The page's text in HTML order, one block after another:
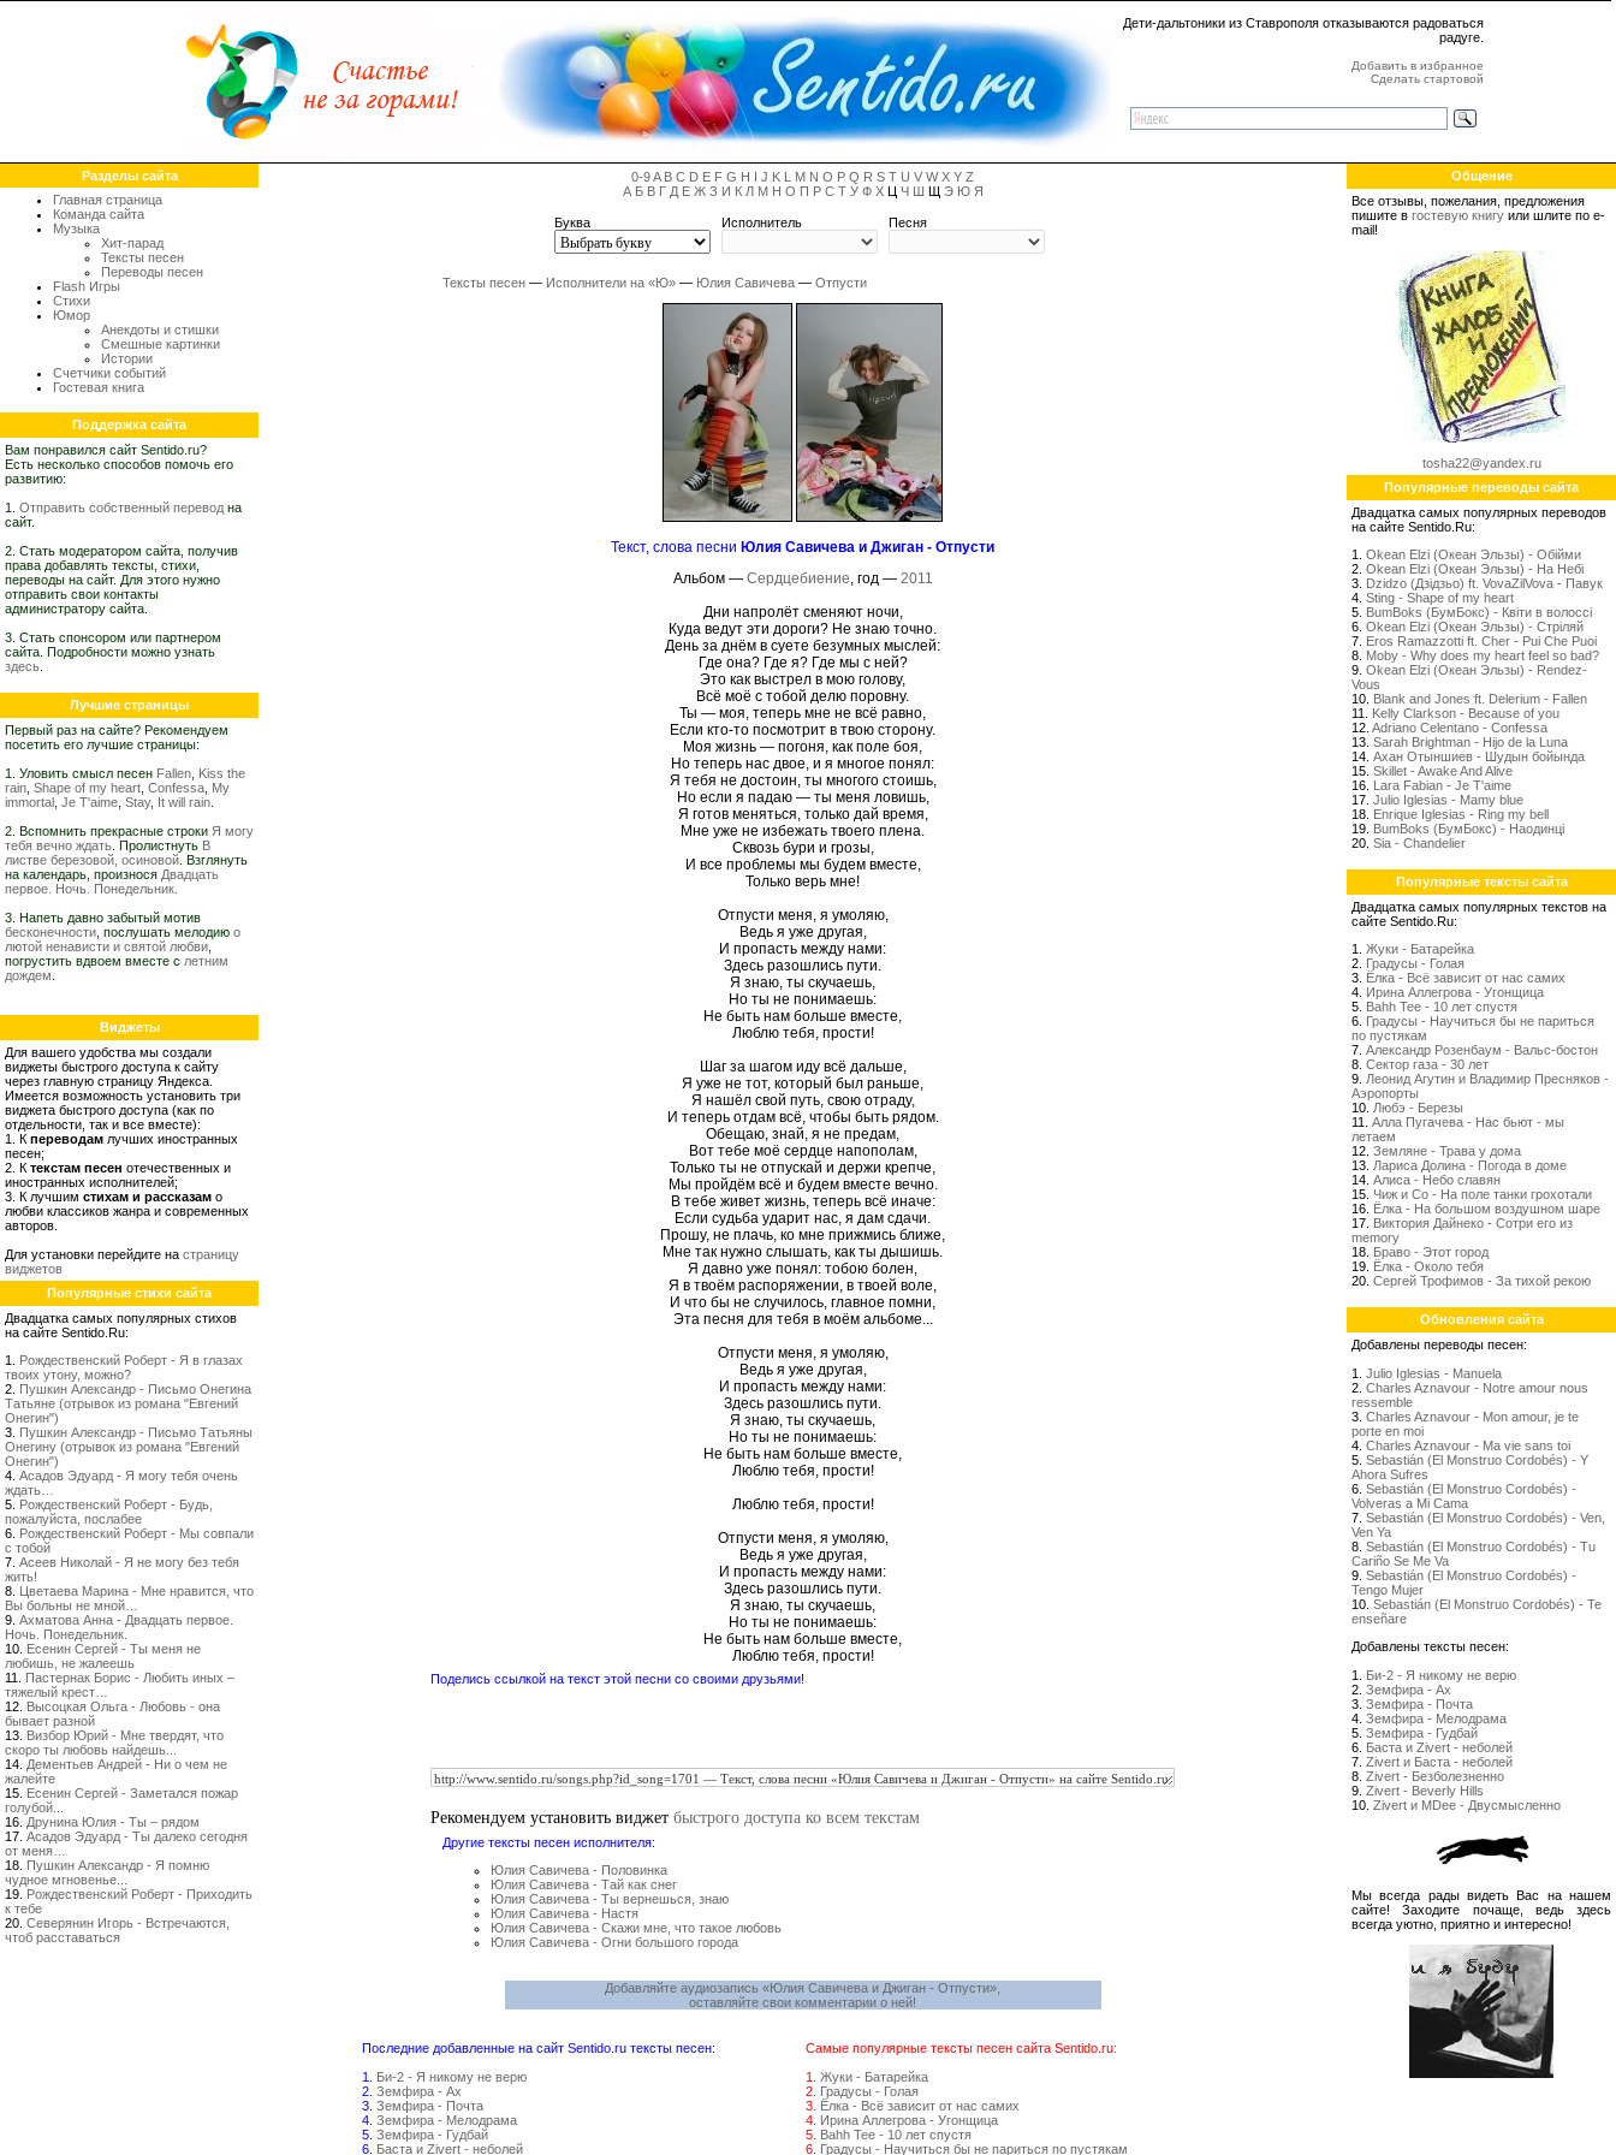
Дети-дальтоники из Ставрополя отказываются радоваться
радуге.
Добавить в избранное
Сделать стартовой
Разделы сайта
Главная страница
Команда сайта
Музыка
Хит-парад
Тексты песен
Переводы песен
Flash Игры
Стихи
Юмор
Анекдоты и стишки
Смешные картинки
Истории
Счетчики событий
Гостевая книга
Поддержка сайта
Вам понравился сайт Sentido.ru?
Есть несколько способов помочь его
развитию:
1. Отправить собственный перевод на
сайт.
2. Стать модератором сайта, получив
права добавлять тексты, стихи,
переводы на сайт. Для этого нужно
отправить свои контакты
администратору сайта.
3. Стать спонсором или партнером
сайта. Подробности можно узнать
здесь
Лучшие страницы
Первый раз на сайте? Рекомендуем
посетить его лучшие страницы:
1. Уловить смысл песен Fallen Kiss the
rain Shape of my heart Confessa My
immortal Je T'aime Stay, It will rain
2. Вспомнить прекрасные строки Я могу
тебя вечно ждать . Пролистнуть В
листве березовой, осиновой . Взглянуть
на календарь, произнося Двадцать
первое. Ночь. Понедельник.
3. Напеть давно забытый мотив
бесконечности , послушать мелодию о
лютой ненависти и святой любви
погрустить вдвоем вместе с летним
дождем
Виджеты
Для вашего удобства мы создали
виджеты быстрого доступа к сайту
через главную страницу Яндекса.
Имеется возможность установить три
виджета быстрого доступа (как по
отдельности, так и все вместе):
1. К переводам лучших иностранных
песен;
2. К текстам песен отечественных и
иностранных исполнителей;
3. К лучшим стихам и рассказам о
любви классиков жанра и современных
авторов.
Для установки перейдите на страницу
виджетов
Популярные стихи сайта
Двадцатка самых популярных стихов
на сайте Sentido.Ru:
1. Рождественский Роберт - Я в глазах
твоих утону, можно?
2. Пушкин Александр - Письмо Онегина
Татьяне (отрывок из романа "Евгений
Онегин")
3. Пушкин Александр - Письмо Татьяны
Онегину (отрывок из романа "Евгений
Онегин")
4. Асадов Эдуард - Я могу тебя очень
ждать…
5. Рождественский Роберт - Будь,
пожалуйста, послабее
6. Рождественский Роберт - Мы совпали
с тобой
7. Асеев Николай - Я не могу без тебя
жить!
8. Цветаева Марина - Мне нравится, что
Вы больны не мной…
9. Ахматова Анна - Двадцать первое.
Ночь. Понедельник.
10. Есенин Сергей - Ты меня не
любишь, не жалеешь
11. Пастернак Борис - Любить иных –
тяжелый крест…
12. Высоцкая Ольга - Любовь - она
бывает разной
13. Визбор Юрий - Мне твердят, что
скоро ты любовь найдешь...
14. Дементьев Андрей - Ни о чем не
жалейте
15. Есенин Сергей - Заметался пожар
голубой...
16. Друнина Юлия - Ты – рядом
17. Асадов Эдуард - Ты далеко сегодня
от меня…
18. Пушкин Александр - Я помню
чудное мгновенье...
19. Рождественский Роберт - Приходить
к тебе
20. Северянин Игорь - Встречаются,
чтоб расставаться
0-9A B C D E F G H I J K L M N O P Q R S T U V W X Y Z
А Б В Г Д Е Ж З И К Л М Н О П Р С Т У Ф ХЦ Ч ШЩ Э Ю Я
Буква Исполнитель Песня
Тексты песен— Исполнители на «Ю»— Юлия Савичева— Отпусти
Текст, слова песни Юлия Савичева и Джиган - Отпусти
Альбом — Сердцебиение, год — 2011
Дни напролёт сменяют ночи,
Куда ведут эти дороги? Не знаю точно.
День за днём в суете безумных мыслей:
Где она? Где я? Где мы с ней?
Это как выстрел в мою голову,
Всё моё с тобой делю поровну.
Ты — моя, теперь мне не всё равно,
Если кто-то посмотрит в твою сторону.
Моя жизнь — погоня, как поле боя,
Но теперь нас двое, и я многое понял:
Я тебя не достоин, ты многого стоишь,
Но если я падаю — ты меня ловишь,
Я готов меняться, только дай время,
Мне уже не избежать твоего плена.
Сквозь бури и грозы,
И все проблемы мы будем вместе,
Только верь мне!
Отпусти меня, я умоляю,
Ведь я уже другая,
И пропасть между нами:
Здесь разошлись пути.
Я знаю, ты скучаешь,
Но ты не понимаешь:
Не быть нам больше вместе,
Люблю тебя, прости!
Шаг за шагом иду всё дальше,
Я уже не тот, который был раньше,
Я нашёл свой путь, свою отраду,
И теперь отдам всё, чтобы быть рядом.
Обещаю, знай, я не предам,
Вот тебе моё сердце напополам,
Только ты не отпускай и держи крепче,
Мы пройдём всё и будем вместе вечно.
В тебе живет жизнь, теперь всё иначе:
Если судьба ударит нас, я дам сдачи.
Прошу, не плачь, ко мне прижмись ближе,
Мне так нужно слышать, как ты дышишь.
Я давно уже понял: тобою болен,
Я в твоём распоряжении, в твоей воле,
И что бы не случилось, главное помни,
Эта песня для тебя в моём альбоме...
Отпусти меня, я умоляю,
Ведь я уже другая,
И пропасть между нами:
Здесь разошлись пути.
Я знаю, ты скучаешь,
Но ты не понимаешь:
Не быть нам больше вместе,
Люблю тебя, прости!
Люблю тебя, прости!
Отпусти меня, я умоляю,
Ведь я уже другая,
И пропасть между нами:
Здесь разошлись пути.
Я знаю, ты скучаешь,
Но ты не понимаешь:
Не быть нам больше вместе,
Люблю тебя, прости!
Поделись ссылкой на текст этой песни со своими друзьями!
Рекомендуем установить виджет быстрого доступа ко всем текстам
Другие тексты песен исполнителя:
Юлия Савичева - Половинка
Юлия Савичева - Тай как снег
Юлия Савичева - Ты вернешься, знаю
Юлия Савичева - Настя
Юлия Савичева - Скажи мне, что такое любовь
Юлия Савичева - Огни большого города
Добавляйте аудиозапись «Юлия Савичева и Джиган - Отпусти»,
оставляйте свои комментарии о ней!
Последние добавленные на сайт Sentido.ru тексты песен:
1.
Би-2 - Я никому не верю
2. Земфира - Ах
3. Земфира - Почта
4. Земфира - Мелодрама
5. Земфира - Гудбай
6. Баста и Zivert - неболей
Самые популярные тексты песен сайта Sentido.ru:
1. Жуки - Батарейка
2. Градусы - Голая
3. Ёлка - Всё зависит от нас самих
4. Ирина Аллегрова - Угонщица
5. Bahh Tee - 10 лет спустя
6. Градусы - Научиться бы не париться по пустякам
Общение
Все отзывы, пожелания, предложения
пишите в гостевую книгу или шлите по e-
mail!
tosha22@yandex.ru
Популярные переводы сайта
Двадцатка самых популярных переводов
на сайте Sentido.Ru:
1. Okean Elzi (Океан Эльзы) - Обійми
2. Okean Elzi (Океан Эльзы) - На Небі
3. Dzidzo (Дзідзьо) ft. VovaZilVova - Павук
4. Sting - Shape of my heart
5. BumBoks (БумБокс) - Квіти в волоссі
6. Okean Elzi (Океан Эльзы) - Стрiляй
7. Eros Ramazzotti ft. Cher - Pui Che Puoi
8. Moby - Why does my heart feel so bad?
9. Okean Elzi (Океан Эльзы) - Rendez-
Vous
10. Blank and Jones ft. Delerium - Fallen
11. Kelly Clarkson - Because of you
12. Adriano Celentano - Confessa
13. Sarah Brightman - Hijo de la Luna
14. Ахан Отыншиев - Шудын бойында
15. Skillet - Awake And Alive
16. Lara Fabian - Je T'aime
17. Julio Iglesias - Mamy blue
18. Enrique Iglesias - Ring my bell
19. BumBoks (БумБокс) - Наодинці
20. Sia - Chandelier
Популярные тексты сайта
Двадцатка самых популярных текстов на
сайте Sentido.Ru:
1. Жуки - Батарейка
2. Градусы - Голая
3. Ёлка - Всё зависит от нас самих
4. Ирина Аллегрова - Угонщица
5. Bahh Tee - 10 лет спустя
6. Градусы - Научиться бы не париться
по пустякам
7. Александр Розенбаум - Вальс-бостон
8. Сектор газа - 30 лет
9. Леонид Агутин и Владимир Пресняков -
Аэропорты
10. Любэ - Березы
11. Алла Пугачева - Нас бьют - мы
летаем
12. Земляне - Трава у дома
13. Лариса Долина - Погода в доме
14. Алиса - Небо славян
15. Чиж и Со - На поле танки грохотали
16. Ёлка - На большом воздушном шаре
17. Виктория Дайнеко - Сотри его из
memory
18. Браво - Этот город
19. Ёлка - Около тебя
20. Сергей Трофимов - За тихой рекою
Обновления сайта
Добавлены переводы песен:
1. Julio Iglesias - Manuela
2. Charles Aznavour - Notre amour nous
ressemble
3. Charles Aznavour - Mon amour, je te
porte en moi
4. Charles Aznavour - Ma vie sans toi
5. Sebastián (El Monstruo Cordobés) - Y
Ahora Sufres
6. Sebastián (El Monstruo Cordobés) -
Volveras a Mi Cama
7. Sebastián (El Monstruo Cordobés) - Ven,
Ven Ya
8. Sebastián (El Monstruo Cordobés) - Tu
Cariño Se Me Va
9. Sebastián (El Monstruo Cordobés) -
Tengo Mujer
10. Sebastián (El Monstruo Cordobés) - Te
enseñare
Добавлены тексты песен:
1. Би-2 - Я никому не верю
2. Земфира - Ах
3. Земфира - Почта
4. Земфира - Мелодрама
5. Земфира - Гудбай
6. Баста и Zivert - неболей
7. Zivert и Баста - неболей
8. Zivert - Безболезненно
9. Zivert - Beverly Hills
10. Zivert и MDee - Двусмысленно
Мы всегда рады видеть Вас на нашем
сайте! Заходите почаще, ведь здесь
всегда уютно, приятно и интересно!